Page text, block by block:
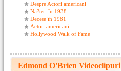
Despre Actori americani
Na?teri în 1938
Decese în 1981
Actori americani
Hollywood Walk of Fame
Edmond O'Brien Videoclipuri